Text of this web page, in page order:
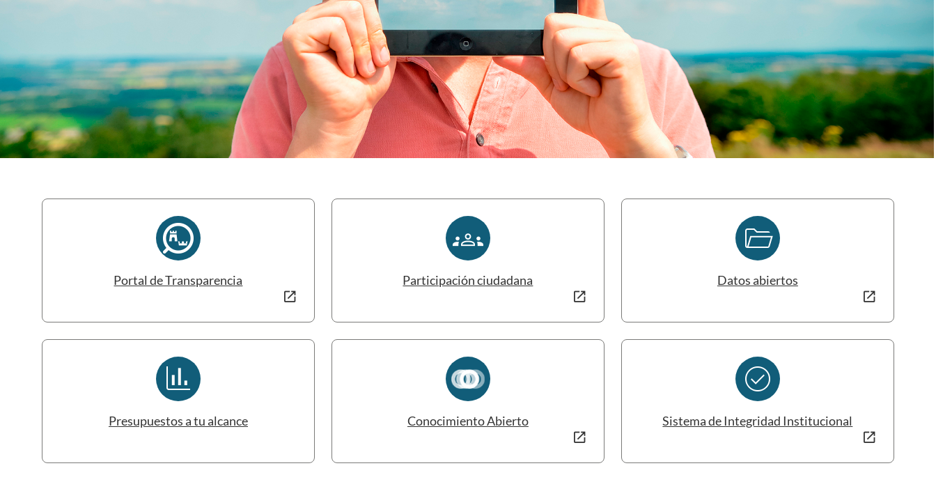
Portal de Transparencia
groups
Participación ciudadana
folder_open
Datos abiertos
finance
Presupuestos a tu alcance Conocimiento Abierto
check_circle
Sistema de Integridad Institucional